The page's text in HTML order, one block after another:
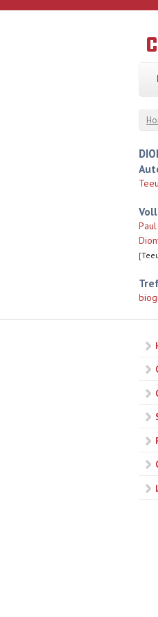
Overslaan en naar de inhoud gaan
van